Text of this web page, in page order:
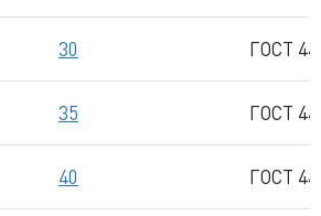
30 ГОСТ
35 ГОСТ
40 ГОСТ